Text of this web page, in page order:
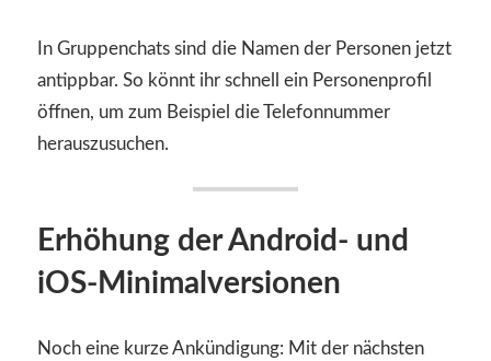
In Gruppenchats sind die Namen der Personen jetzt
antippbar. So könnt ihr schnell ein Personenprofil
öffnen, um zum Beispiel die Telefonnummer
herauszusuchen.
Erhöhung der Android- und
iOS-Minimalversionen
Noch eine kurze Ankündigung: Mit der nächsten